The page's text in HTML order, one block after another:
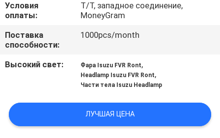
НОВОСТИ
СПРОСИТЕ
ЦИТАТУ
САЙТА
Условия
оплаты:
T/T, западное соединение,
MoneyGram
Поставка
способности:
1000pcs/month
Высокий свет: Фара Isuzu FVR Ront,
Headlamp Isuzu FVR Ront,
Части тела Isuzu Headlamp
ЛУЧШАЯ ЦЕНА